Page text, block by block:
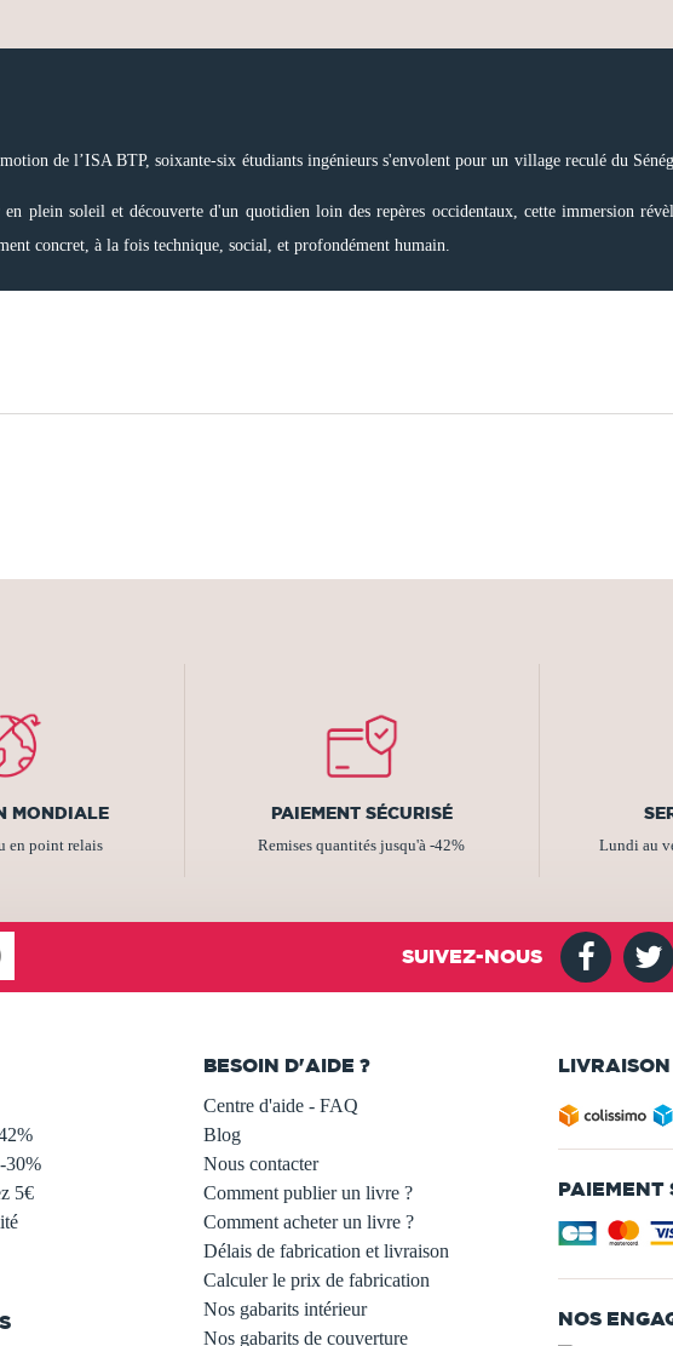
de l’ISA BTP, soixante-six étudiants ingénieurs s'envolent pour un village reculé du
plein soleil et découverte d'un quotidien loin des repères occidentaux, cette immersion
concret, à la fois technique, social, et profondément humain.
MONDIALE
en point relais
PAIEMENT SÉCURISÉ
Remises quantités jusqu'à -42% Lundi au
SUIVEZ-NOUS
30%
5€
BESOIN D'AIDE ?
Centre d'aide - FAQ
Blog
Nous contacter
Comment publier un livre ?
Comment acheter un livre ?
Délais de fabrication et livraison
Calculer le prix de fabrication
Nos gabarits intérieur
Nos gabarits de couverture
PAIEMENT
NOS